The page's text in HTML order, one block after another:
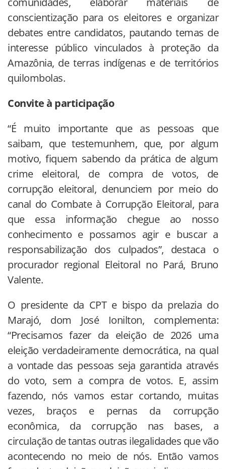
conscientização para os eleitores e organizar
debates entre candidatos, pautando temas de
interesse público vinculados à proteção da
Amazônia, de terras indígenas e de territórios
quilombolas.
Convite à participação
“É muito importante que as pessoas que
saibam, que testemunhem, que, por algum
motivo, fiquem sabendo da prática de algum
crime eleitoral, de compra de votos, de
corrupção eleitoral, denunciem por meio do
canal do Combate à Corrupção Eleitoral, para
que essa informação chegue ao nosso
conhecimento e possamos agir e buscar a
responsabilização dos culpados”, destaca o
procurador regional Eleitoral no Pará, Bruno
Valente.
O presidente da CPT e bispo da prelazia do
Marajó, dom José Ionilton, complementa:
“Precisamos fazer da eleição de 2026 uma
eleição verdadeiramente democrática, na qual
a vontade das pessoas seja garantida através
do voto, sem a compra de votos. E, assim
fazendo, nós vamos estar cortando, muitas
vezes, braços e pernas da corrupção
econômica, da corrupção nas bases, a
circulação de tantas outras ilegalidades que vão
acontecendo no meio de nós. Então vamos